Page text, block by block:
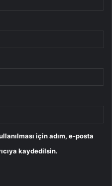
için adım, e-posta
kaydedilsin.